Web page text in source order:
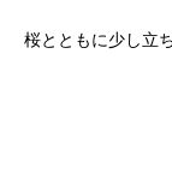
桜とともに少し立